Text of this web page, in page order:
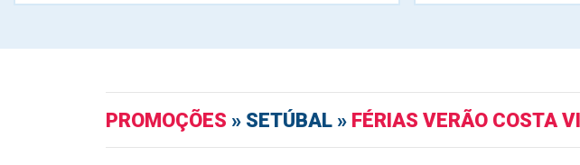
PROMOÇÕES » SETÚBAL » FÉRIAS VERÃO COSTA